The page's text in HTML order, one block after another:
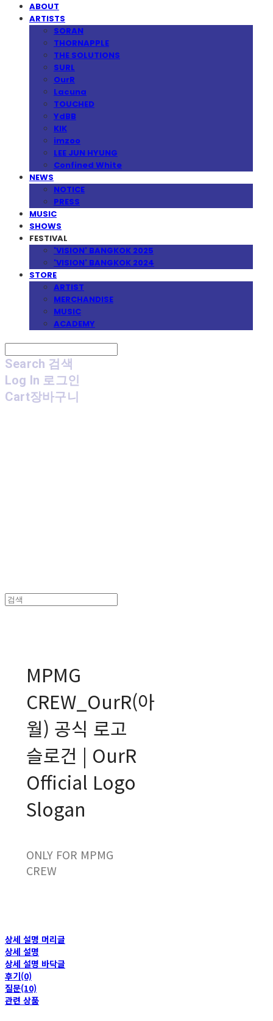
ABOUT
ARTISTS
SORAN
THORNAPPLE
THE SOLUTIONS
SURL
OurR
Lacuna
TOUCHED
YdBB
KIK
imzoo
LEE JUN HYUNG
Confined White
NEWS
NOTICE
PRESS
MUSIC
SHOWS
FESTIVAL
'VISION' BANGKOK 2025
'VISION' BANGKOK 2024
STORE
ARTIST
MERCHANDISE
MUSIC
ACADEMY
Search 검색
Log In 로그인
Cart장바구니
MPMG
CREW_OurR(아
월) 공식 로고
슬로건 | OurR
Official Logo
Slogan
ONLY FOR MPMG
CREW
상세 설명 머리글
상세 설명
상세 설명 바닥글
후기(0)
질문(10)
관련 상품